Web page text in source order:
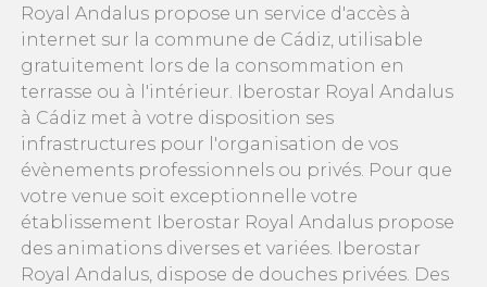
Royal Andalus propose un service d'accès à
internet sur la commune de Cádiz, utilisable
gratuitement lors de la consommation en
terrasse ou à l'intérieur. Iberostar Royal Andalus
à Cádiz met à votre disposition ses
infrastructures pour l'organisation de vos
évènements professionnels ou privés. Pour que
votre venue soit exceptionnelle votre
établissement Iberostar Royal Andalus propose
des animations diverses et variées. Iberostar
Royal Andalus, dispose de douches privées. Des